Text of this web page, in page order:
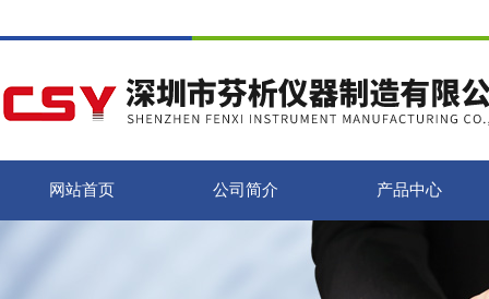
网站首页 公司简介 产品中心